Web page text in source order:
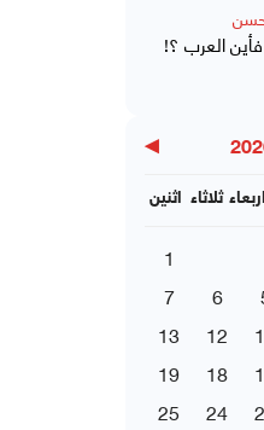
العرب ؟!
▶
اثنين ثلاثاء اربعاء
1
6
7
12
13
18
19
24
25